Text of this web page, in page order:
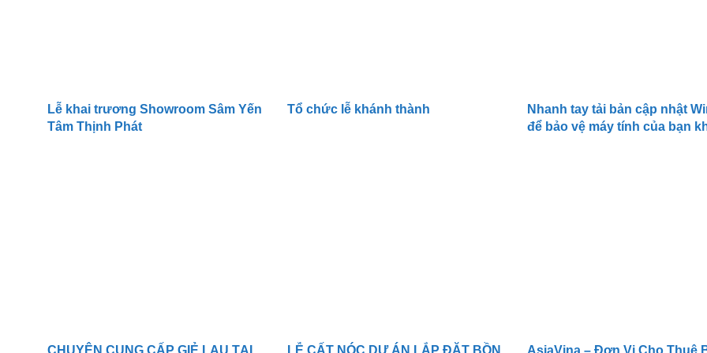
Lễ khai trương Showroom Sâm Yến
Tâm Thịnh Phát
Tổ chức lễ khánh thành
Nhanh tay tải bản cập nhật
để bảo vệ máy tính của bạn